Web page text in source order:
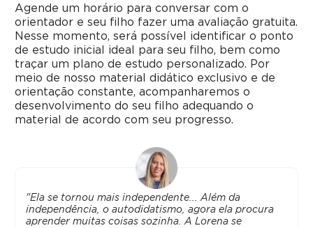
Agende um horário para conversar com o
orientador e seu filho fazer uma avaliação gratuita.
Nesse momento, será possível identificar o ponto
de estudo inicial ideal para seu filho, bem como
traçar um plano de estudo personalizado. Por
meio de nosso material didático exclusivo e de
orientação constante, acompanharemos o
desenvolvimento do seu filho adequando o
material de acordo com seu progresso.
"Ela se tornou mais independente... Além da
independência, o autodidatismo, agora ela procura
aprender muitas coisas sozinha. A Lorena se